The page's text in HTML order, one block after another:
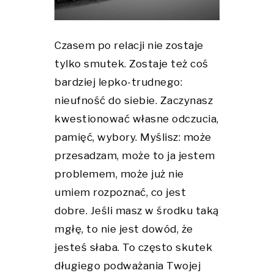
Czasem po relacji nie zostaje
tylko smutek. Zostaje też coś
bardziej lepko-trudnego:
nieufność do siebie. Zaczynasz
kwestionować własne odczucia,
pamięć, wybory. Myślisz: może
przesadzam, może to ja jestem
problemem, może już nie
umiem rozpoznać, co jest
dobre. Jeśli masz w środku taką
mgłę, to nie jest dowód, że
jesteś słaba. To często skutek
długiego podważania Twojej